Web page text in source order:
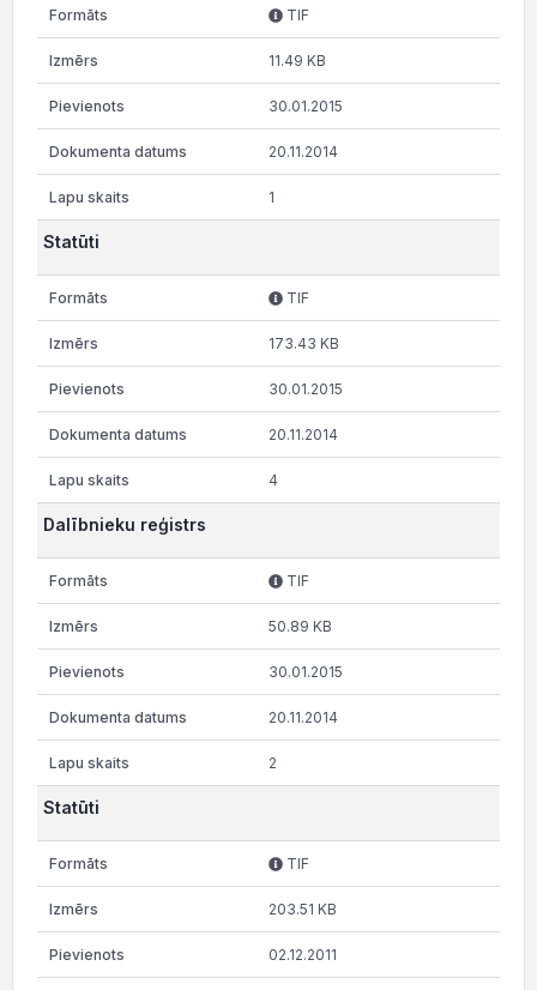
TIF
11.49 KB
30.01.2015
20.11.2014
1
Statūti
TIF
173.43 KB
30.01.2015
20.11.2014
4
Dalībnieku reģistrs
TIF
50.89 KB
30.01.2015
20.11.2014
2
Statūti
TIF
203.51 KB
02.12.2011